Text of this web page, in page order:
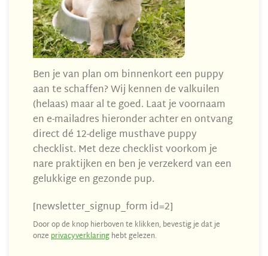
Ben je van plan om binnenkort een puppy
aan te schaffen? Wij kennen de valkuilen
(helaas) maar al te goed. Laat je voornaam
en e-mailadres hieronder achter en ontvang
direct dé 12-delige musthave puppy
checklist. Met deze checklist voorkom je
nare praktijken en ben je verzekerd van een
gelukkige en gezonde pup.
[newsletter_signup_form id=2]
Door op de knop hierboven te klikken, bevestig je dat je
onze privacyverklaringhebt gelezen.